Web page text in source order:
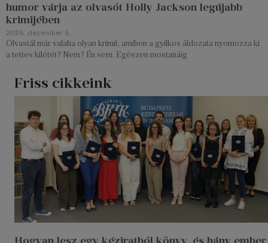
humor várja az olvasót Holly Jackson legújabb
krimijében
2025. december 5.
Olvastál már valaha olyan krimit, amiben a gyilkos áldozata nyomozza ki
a tettes kilétét? Nem? Én sem. Egészen mostanáig
Friss cikkeink